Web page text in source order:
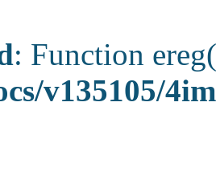
: Function
v135105/